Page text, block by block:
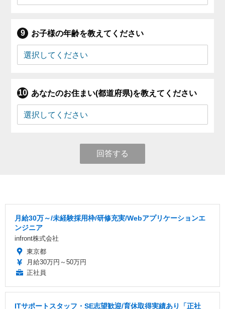
お子様の年齢を教えてください
あなたのお住まい(都道府県)を教えてください
回答する
月給30万～/未経験採用枠/研修充実/Webアプリケーションエ
ンジニア
infront株式会社
東京都
月給30万円～50万円
正社員
ITサポートスタッフ・SE志望歓迎/育休取得実績あり「正社